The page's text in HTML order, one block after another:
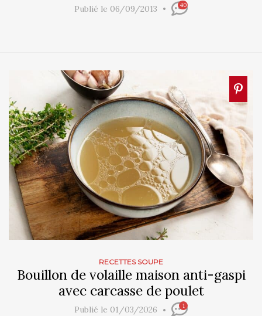
Publié le 06/09/2013 40
RECETTES SOUPE
Bouillon de volaille maison anti-gaspi
avec carcasse de poulet
Publié le 01/03/2026 1